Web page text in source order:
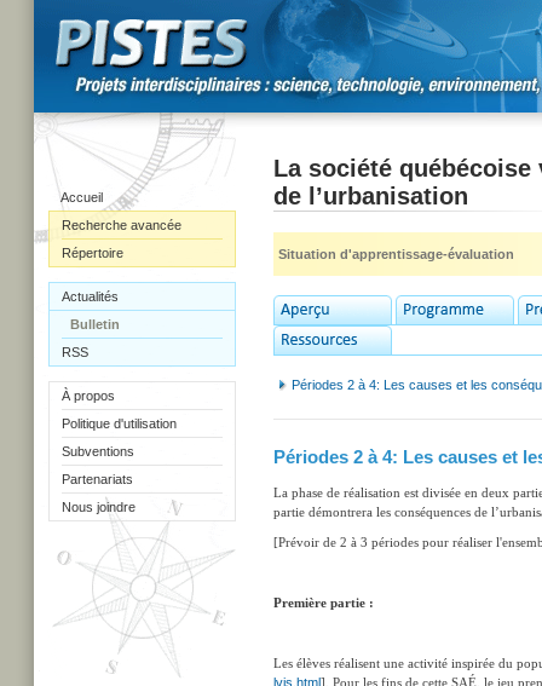
Accueil
Recherche avancée
Répertoire
Actualités
Bulletin
RSS
À propos
Politique d'utilisation
Subventions
Partenariats
Nous joindre
La société québécoise
de l’urbanisation
Situation d'apprentissage-évaluation
Périodes 2 à 4: Les causes et les
Périodes 2 à 4: Les causes et
La phase de réalisation est divisée en deux
partie démontrera les conséquences de
[Prévoir de 2 à 3 périodes pour réaliser
Première partie :
Les élèves réalisent une activité inspirée du
lvis.html]. Pour les fins de cette SAÉ, le jeu